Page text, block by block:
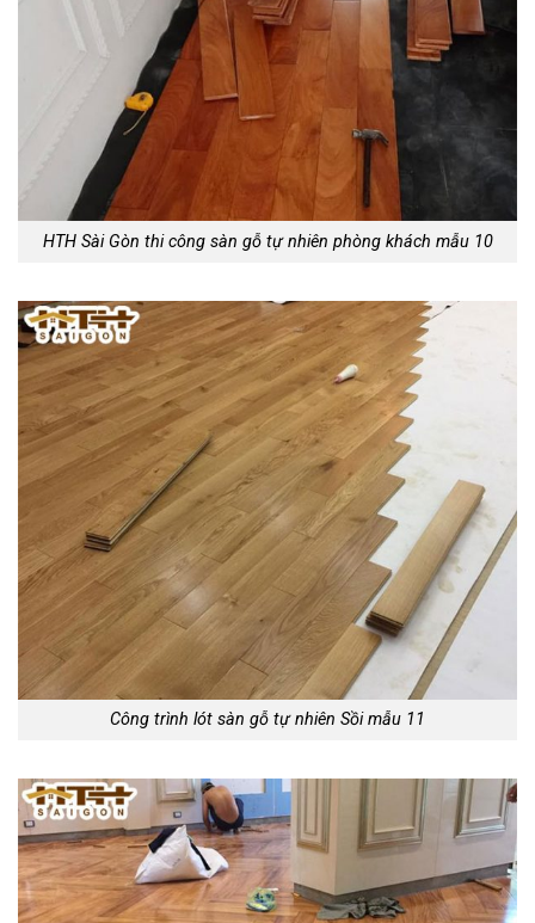
HTH Sài Gòn thi công sàn gỗ tự nhiên phòng khách mẫu 10
Công trình lót sàn gỗ tự nhiên Sồi mẫu 11